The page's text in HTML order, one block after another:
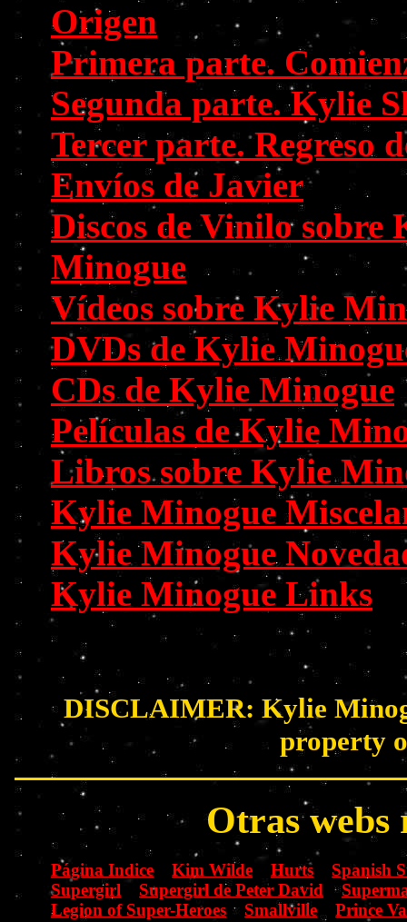
Origen
Primera parte.
Segunda parte. Kylie
Tercer parte. Regreso
Envíos de Javier
Discos de Vinilo sobre
Minogue
Vídeos sobre Kylie
DVDs de Kylie
CDs de Kylie Minogue
Películas de Kylie
Libros sobre Kylie
Kylie Minogue
Kylie Minogue
Kylie Minogue Links
DISCLAIMER: Kylie
property
Otras webs
Página Indice Kim Wilde Hurts
Spanish
Supergirl
Supergirl de Peter David
Legion of Super-Heroes
Smallville
Prince